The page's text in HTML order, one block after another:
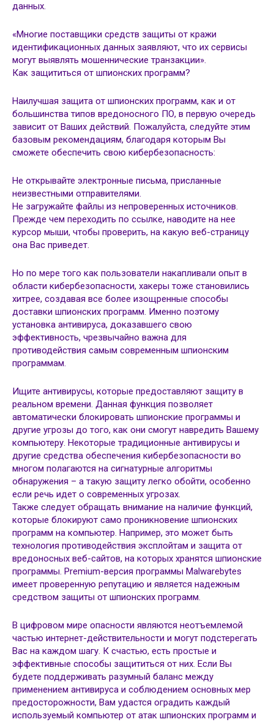
данных.
«Многие поставщики средств защиты от кражи
идентификационных данных заявляют, что их сервисы
могут выявлять мошеннические транзакции».
Как защититься от шпионских программ?
Наилучшая защита от шпионских программ, как и от
большинства типов вредоносного ПО, в первую очередь
зависит от Ваших действий. Пожалуйста, следуйте этим
базовым рекомендациям, благодаря которым Вы
сможете обеспечить свою кибербезопасность:
Не открывайте электронные письма, присланные
неизвестными отправителями.
Не загружайте файлы из непроверенных источников.
Прежде чем переходить по ссылке, наводите на нее
курсор мыши, чтобы проверить, на какую веб-страницу
она Вас приведет.
Но по мере того как пользователи накапливали опыт в
области кибербезопасности, хакеры тоже становились
хитрее, создавая все более изощренные способы
доставки шпионских программ. Именно поэтому
установка антивируса, доказавшего свою
эффективность, чрезвычайно важна для
противодействия самым современным шпионским
программам.
Ищите антивирусы, которые предоставляют защиту в
реальном времени. Данная функция позволяет
автоматически блокировать шпионские программы и
другие угрозы до того, как они смогут навредить Вашему
компьютеру. Некоторые традиционные антивирусы и
другие средства обеспечения кибербезопасности во
многом полагаются на сигнатурные алгоритмы
обнаружения – а такую защиту легко обойти, особенно
если речь идет о современных угрозах.
Также следует обращать внимание на наличие функций,
которые блокируют само проникновение шпионских
программ на компьютер. Например, это может быть
технология противодействия эксплойтам и защита от
вредоносных веб-сайтов, на которых хранятся шпионские
программы. Premium-версия программы Malwarebytes
имеет проверенную репутацию и является надежным
средством защиты от шпионских программ.
В цифровом мире опасности являются неотъемлемой
частью интернет-действительности и могут подстерегать
Вас на каждом шагу. К счастью, есть простые и
эффективные способы защититься от них. Если Вы
будете поддерживать разумный баланс между
применением антивируса и соблюдением основных мер
предосторожности, Вам удастся оградить каждый
используемый компьютер от атак шпионских программ и